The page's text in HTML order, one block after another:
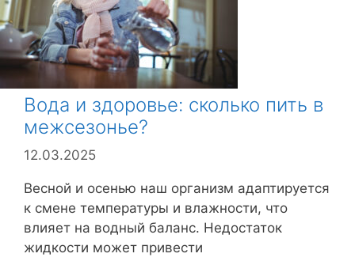
и
Вода и здоровье: сколько пить в
межсезонье?
12.03.2025
Весной и осенью наш организм адаптируется
к смене температуры и влажности, что
влияет на водный баланс. Недостаток
жидкости может привести